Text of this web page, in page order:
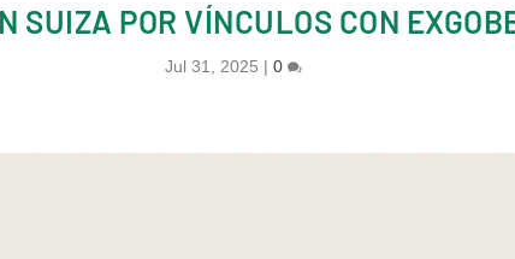
SUIZA POR VÍNCULOS CON
Jul 31, 2025 | 0